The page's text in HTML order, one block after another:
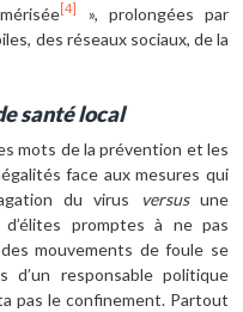
[4]
», prolongées par
des réseaux sociaux, de la
santé local
mots de la prévention et les
face aux mesures qui
du virus
versusune
promptes à ne pas
mouvements de foule se
d’un responsable politique
pas le confinement. Partout